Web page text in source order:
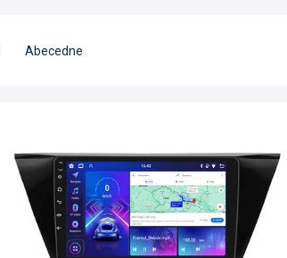
Abecedne